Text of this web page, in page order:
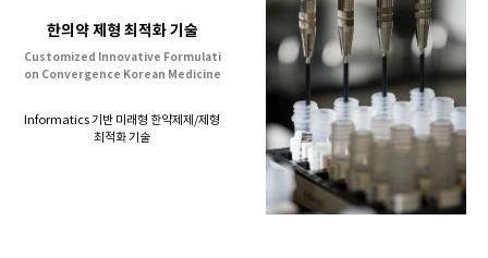
한의약 제형 최적화 기술
Customized Innovative Formulati
on Convergence Korean Medicine
Informatics 기반 미래형 한약제제/제형
최적화 기술